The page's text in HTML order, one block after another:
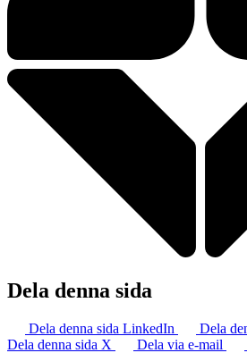
Dela denna sida
Dela denna sida LinkedIn
Dela
Dela denna sida X
Dela via e-mail